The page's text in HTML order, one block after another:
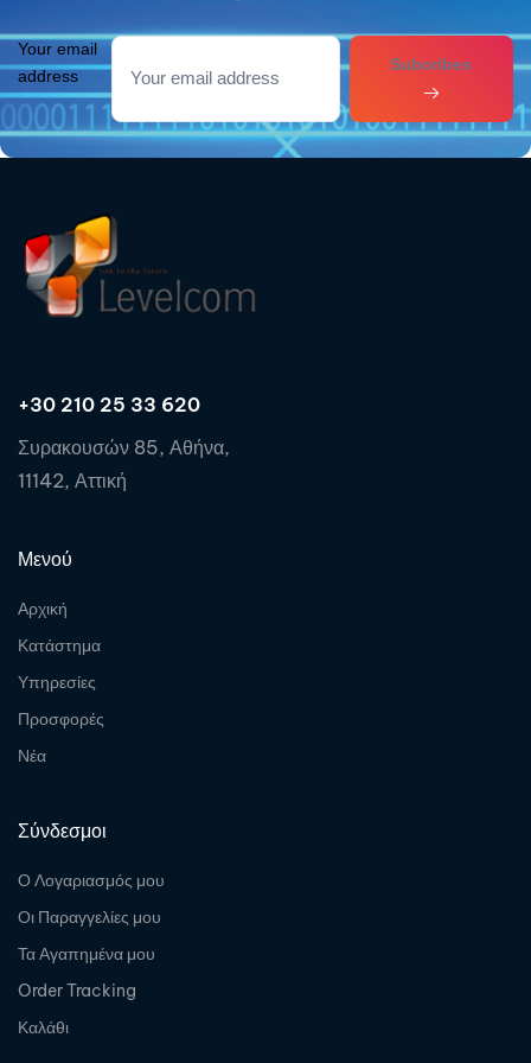
Your email
address
Subcribes
+30 210 25 33 620
Συρακουσών 85, Αθήνα,
11142, Αττική
Μενού
Αρχική
Κατάστημα
Υπηρεσίες
Προσφορές
Νέα
Σύνδεσμοι
Ο Λογαριασμός μου
Οι Παραγγελίες μου
Τα Αγαπημένα μου
Order Tracking
Καλάθι